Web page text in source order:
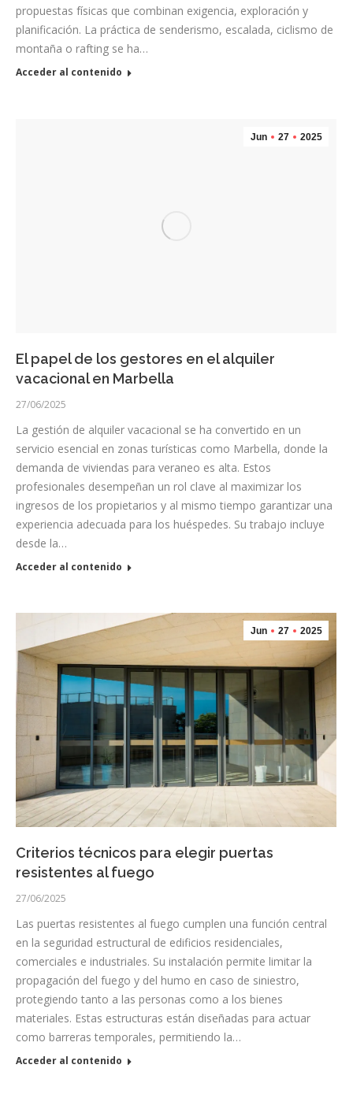
propuestas físicas que combinan exigencia, exploración y
planificación. La práctica de senderismo, escalada, ciclismo de
montaña o rafting se ha…
Acceder al contenido
Jun 27 2025
El papel de los gestores en el alquiler
vacacional en Marbella
27/06/2025
La gestión de alquiler vacacional se ha convertido en un
servicio esencial en zonas turísticas como Marbella, donde la
demanda de viviendas para veraneo es alta. Estos
profesionales desempeñan un rol clave al maximizar los
ingresos de los propietarios y al mismo tiempo garantizar una
experiencia adecuada para los huéspedes. Su trabajo incluye
desde la…
Acceder al contenido
Jun 27 2025
Criterios técnicos para elegir puertas
resistentes al fuego
27/06/2025
Las puertas resistentes al fuego cumplen una función central
en la seguridad estructural de edificios residenciales,
comerciales e industriales. Su instalación permite limitar la
propagación del fuego y del humo en caso de siniestro,
protegiendo tanto a las personas como a los bienes
materiales. Estas estructuras están diseñadas para actuar
como barreras temporales, permitiendo la…
Acceder al contenido